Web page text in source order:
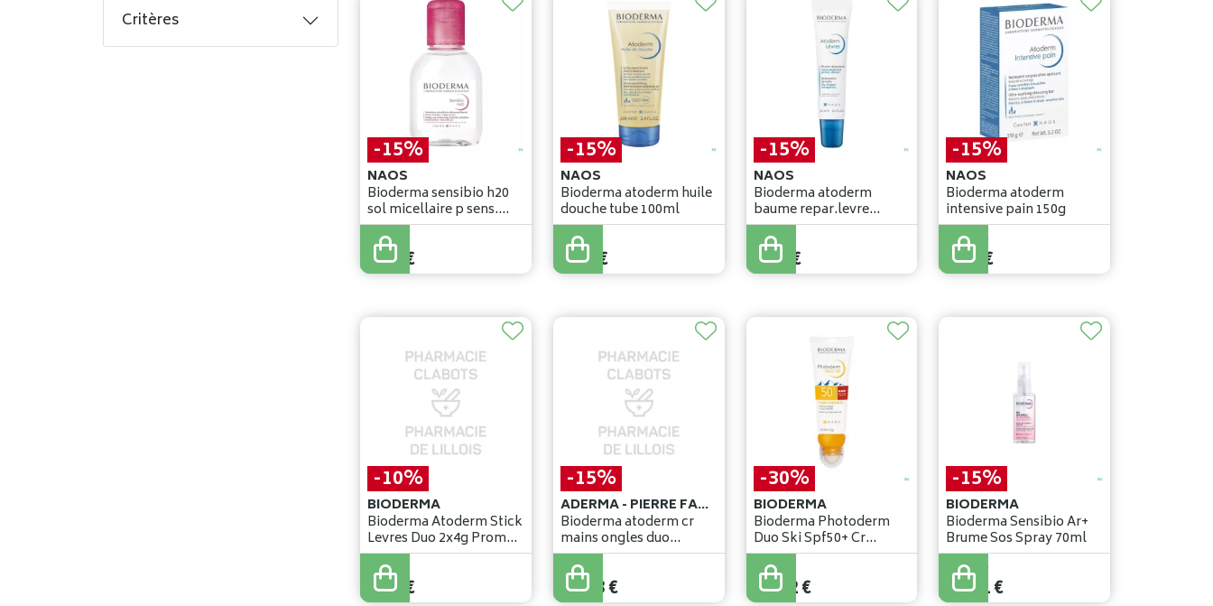
-15%
NAOS
Bioderma sensibio h20
sol micellaire p sens.
100ml
7,00€
5,95 €
-15%
NAOS
Bioderma atoderm huile
douche tube 100ml
7,00€
5,95 €
-15%
NAOS
Bioderma atoderm
baume repar.levre
gercee tbe 15ml
8,94€
7,60 €
-15%
NAOS
Bioderma atoderm
intensive pain 150g
10,00 €
8,50 €
-10%
BIODERMA
Bioderma Atoderm Stick
Levres Duo 2x4g Promo
-30%
10,43
9,39 €
-15%
ADERMA - PIERRE FABRE BENELUX
Bioderma atoderm cr
mains ongles duo
2x50ml 2e-50%
11,92
10,13€
-30%
BIODERMA
Bioderma Photoderm
Duo Ski Spf50+ Cr
20ml+stick 2g
14,89
10,42€
-15%
BIODERMA
Bioderma Sensibio Ar+
Brume Sos Spray 70ml
12,95 €
11,01€
Critères